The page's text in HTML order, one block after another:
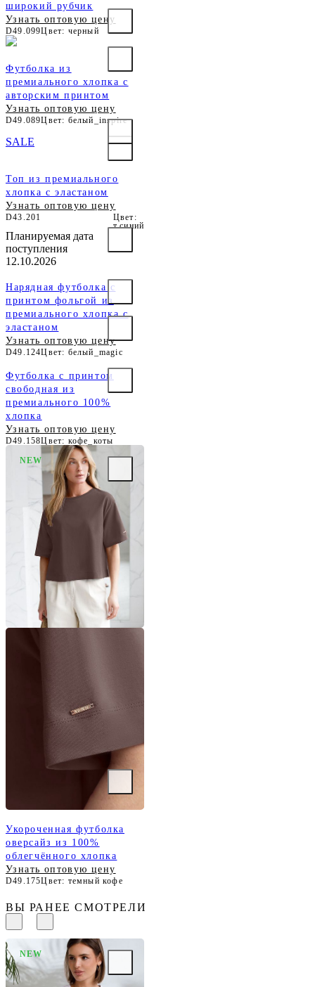
широкий рубчик
Узнать оптовую цену
D49.099Цвет: черный
Футболка из
премиального хлопка с
авторским принтом
Узнать оптовую цену
D49.089Цвет: белый_inspire
Топ из премиального
хлопка с эластаном
Планируемая дата
поступления
12.10.2026
Узнать оптовую цену
D43.201
Цвет:
т.синий
SALE
Нарядная футболка с
принтом фольгой из
премиального хлопка с
эластаном
Узнать оптовую цену
D49.124Цвет: белый_magic
Футболка с принтом
свободная из
премиального 100%
хлопка
Узнать оптовую цену
D49.158Цвет: кофе_коты
Укороченная футболка
оверсайз из 100%
облегчённого хлопка
Узнать оптовую цену
D49.175Цвет: темный кофе
NEW
ВЫ РАНЕЕ СМОТРЕЛИ
NEW